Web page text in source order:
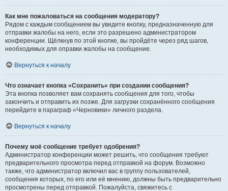
Как мне пожаловаться на сообщения модератору?
Рядом с каждым сообщением вы увидите кнопку, предназначенную для
отправки жалобы на него, если это разрешено администратором
конференции. Щёлкнув по этой кнопке, вы пройдёте через ряд шагов,
необходимых для оправки жалобы на сообщение.
Вернуться к началу
Что означает кнопка «Сохранить» при создании сообщения?
Эта кнопка позволяет вам сохранять сообщения для того, чтобы
закончить и отправить их позже. Для загрузки сохранённого сообщения
перейдите в параграф «Черновики» личного раздела.
Вернуться к началу
Почему моё сообщение требует одобрения?
Администратор конференции может решить, что сообщения требуют
предварительного просмотра перед отправкой на форум. Возможно
также, что администратор включил вас в группу пользователей,
сообщения которых, по его или её мнению, должны быть предварительно
просмотрены перед отправкой. Пожалуйста, свяжитесь с